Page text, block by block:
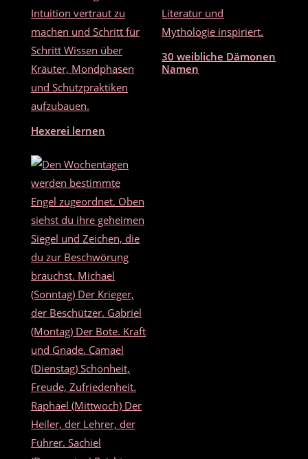
Hexerei lernen
30 weibliche Dämonen
Namen